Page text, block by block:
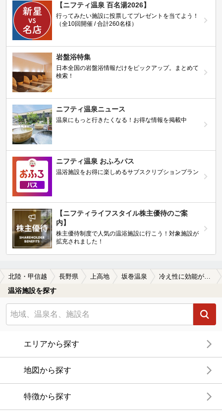
【ニフティ温泉 百名湯2026】
行ってみたい施設に投票してプレゼントを当てよう！
（全10回開催 / 合計260名様）
岩盤浴特集
日本全国の岩盤浴情報だけをピックアップ。まとめて
検索！
ニフティ温泉ニュース
温泉にもっと行きたくなる！お得な情報を掲載中
ニフティ温泉 おふろパス
温浴施設をお得に楽しめるサブスクリプションプラン
【ニフティライフスタイル株主優待のご案
内】
株主優待制度で人気の温浴施設に行こう！対象施設が
拡充されました！
北陸・甲信越 長野県 上高地 坂巻温泉 冷え性に効能がある坂巻温泉の温泉、日帰り温泉、スーパー銭湯おすすめ
温浴施設を探す
エリアから探す
地図から探す
特徴から探す